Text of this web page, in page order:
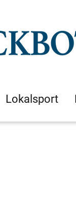
Lokalsport